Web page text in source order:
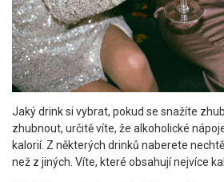
Jaký drink si vybrat, pokud se snažíte
zhubnout, určitě víte, že alkoholické
kalorií. Z některých drinků naberete
než z jiných. Víte, které obsahují nejvíce